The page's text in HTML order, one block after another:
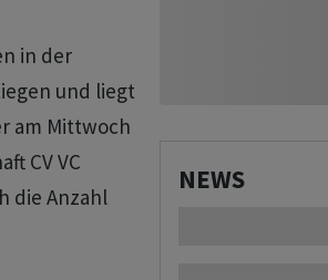
in der
und liegt
am Mittwoch
CV VC
die Anzahl
NEWS